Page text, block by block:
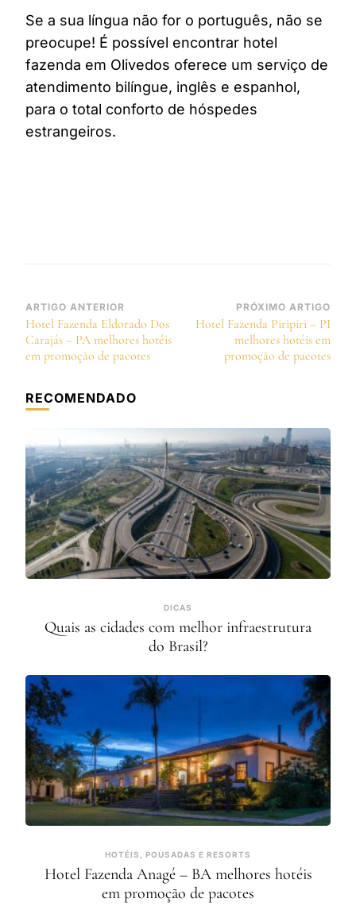
Se a sua língua não for o português, não se
preocupe! É possível encontrar hotel
fazenda em Olivedos oferece um serviço de
atendimento bilíngue, inglês e espanhol,
para o total conforto de hóspedes
estrangeiros.
Navegação
de
post
ARTIGO ANTERIOR
Hotel Fazenda Eldorado Dos
Carajás – PA melhores hotéis
em promoção de pacotes
PRÓXIMO ARTIGO
Hotel Fazenda Piripiri – PI
melhores hotéis em
promoção de pacotes
RECOMENDADO
DICAS
Quais as cidades com melhor infraestrutura
do Brasil?
HOTÉIS, POUSADAS E RESORTS
Hotel Fazenda Anagé – BA melhores hotéis
em promoção de pacotes